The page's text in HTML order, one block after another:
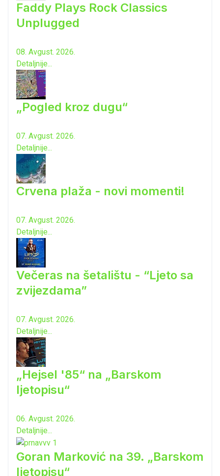
Faddy Plays Rock Classics
Unplugged
08. Avgust. 2026.
Detaljnije...
„Pogled kroz dugu“
07. Avgust. 2026.
Detaljnije...
Crvena plaža - novi momenti!
07. Avgust. 2026.
Detaljnije...
Večeras na šetalištu - “Ljeto sa
zvijezdama”
07. Avgust. 2026.
Detaljnije...
„Hejsel '85“ na „Barskom
ljetopisu“
06. Avgust. 2026.
Detaljnije...
Goran Marković na 39. „Barskom
ljetopisu“